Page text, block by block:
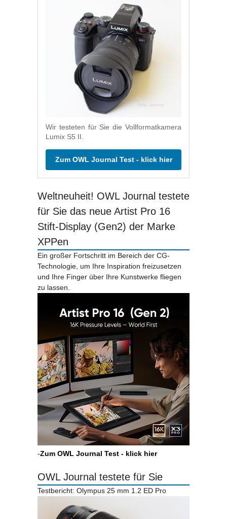
Wir testeten für Sie die Vollformatkamera
Lumix S5 II.
Zum OWL Journal Test - klick hier
Weltneuheit! OWL Journal testete
für Sie das neue Artist Pro 16
Stift-Display (Gen2) der Marke
XPPen
Ein großer Fortschritt im Bereich der CG-
Technologie, um Ihre Inspiration freizusetzen
und Ihre Finger über Ihre Kunstwerke fliegen
zu lassen.
-Zum OWL Journal Test - klick hier
OWL Journal testete für Sie
Testbericht: Olympus 25 mm 1.2 ED Pro